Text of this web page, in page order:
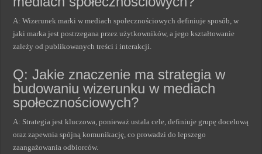
A: Wizerunek marki w mediach społecznościowych definiuje sposób, w
jaki marka jest postrzegana przez użytkowników, a jego kształtowanie
zależy od publikowanych treści i interakcji.
Q: Jakie znaczenie ma strategia w
budowaniu wizerunku w mediach
społecznościowych?
A: Strategia jest kluczowa, ponieważ ustala cele, definiuje grupę docelową
oraz zapewnia spójną komunikację, co prowadzi do lepszego
zaangażowania odbiorców.